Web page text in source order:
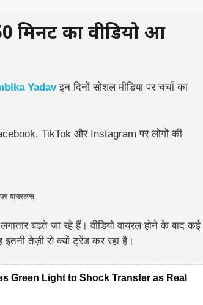
का वीडियो हुआ
Yadavइन दिनों सोशल मीडिया पर चर्चा का
TikTok और Instagram पर लोगों की
वायरलस
बढ़ते जा रहे हैं। वीडियो वायरल होने के बाद कई
इतनी तेज़ी से क्यों ट्रेंड कर रहा है।
Green Light to Shock Transfer as Real